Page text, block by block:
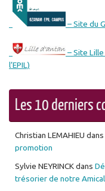
– Site du
– Site
l’EPIL)
Les 10 derniers
Christian LEMAHIEU dans
promotion
Sylvie NEYRINCKdans
trésorier de notre